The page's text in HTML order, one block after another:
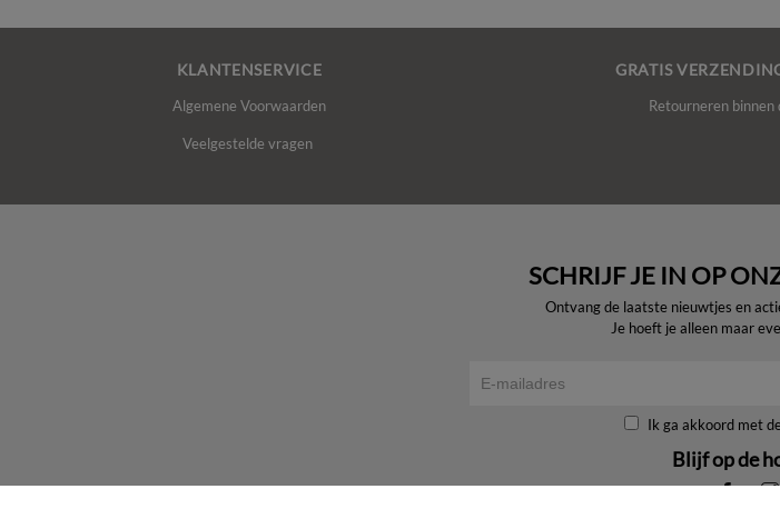
KLANTENSERVICE
Algemene Voorwaarden
Veelgestelde vragen
GRATIS
Retourneren binnen
SCHRIJF JE IN OP
Ontvang de laatste nieuwtjes en
Je hoeft je alleen maar
Ik ga akkoord met
Blijf op de